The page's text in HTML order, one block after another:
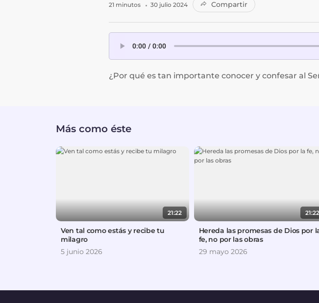
21 minutos 30 julio 2024 Compartir
¿Por qué es tan importante conocer y confesar al
Más como éste
21:22
Ven tal como estás y recibe tu
milagro
5 junio 2026
21:22
Hereda las promesas de Dios por
fe, no por las obras
29 mayo 2026